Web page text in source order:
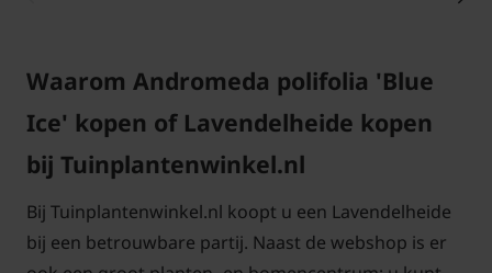
Amerika en delen van Europa. Dit is een wintergroen
struikje dat in Nederland goed winterhard is. De
grijsgroene blaadjes met een diepe middennerf
blijven in de winter ook aan de plant zitten.
Kan Andromeda polifolia 'Blue Ice'
gecombineerd worden met vaste
planten?
Waarom Andromeda polifolia 'Blue
Ice' kopen of Lavendelheide kopen
bij Tuinplantenwinkel.nl
Bij Tuinplantenwinkel.nl koopt u een Lavendelheide
bij een betrouwbare partij. Naast de webshop is er